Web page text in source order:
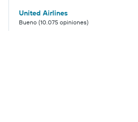
United Airlines
Bueno (10.075 opiniones)